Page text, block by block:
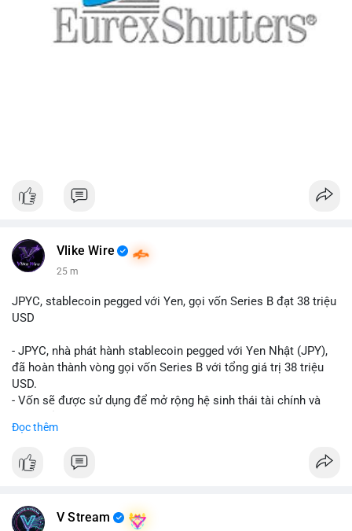
Vlike Wire
25 m
JPYC, stablecoin pegged với Yen, gọi vốn Series B đạt 38 triệu
USD
- JPYC, nhà phát hành stablecoin pegged với Yen Nhật (JPY),
đã hoàn thành vòng gọi vốn Series B với tổng giá trị 38 triệu
USD.
- Vốn sẽ được sử dụng để mở rộng hệ sinh thái tài chính và
- Mục tiêu là tăng tốc độ przyjęcie của token yen-pegged JPYC
- Đây là bước tiến quan trọng trong việc phát triển stablecoin
Đọc thêm
V Stream